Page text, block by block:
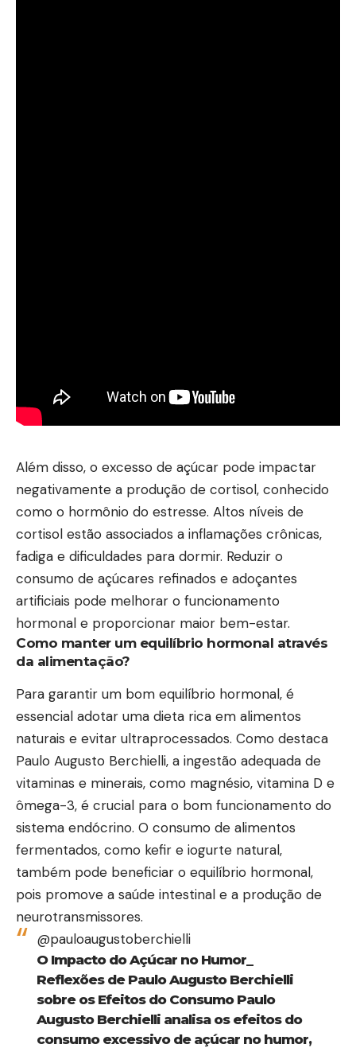
Além disso, o excesso de açúcar pode impactar
negativamente a produção de cortisol, conhecido
como o hormônio do estresse. Altos níveis de
cortisol estão associados a inflamações crônicas,
fadiga e dificuldades para dormir. Reduzir o
consumo de açúcares refinados e adoçantes
artificiais pode melhorar o funcionamento
hormonal e proporcionar maior bem-estar.
Como manter um equilíbrio hormonal através
da alimentação?
Para garantir um bom equilíbrio hormonal, é
essencial adotar uma dieta rica em alimentos
naturais e evitar ultraprocessados. Como destaca
Paulo Augusto Berchielli, a ingestão adequada de
vitaminas e minerais, como magnésio, vitamina D e
ômega-3, é crucial para o bom funcionamento do
sistema endócrino. O consumo de alimentos
fermentados, como kefir e iogurte natural,
também pode beneficiar o equilíbrio hormonal,
pois promove a saúde intestinal e a produção de
neurotransmissores.
@pauloaugustoberchielli
O Impacto do Açúcar no Humor_
Reflexões de Paulo Augusto Berchielli
sobre os Efeitos do Consumo Paulo
Augusto Berchielli analisa os efeitos do
consumo excessivo de açúcar no humor,